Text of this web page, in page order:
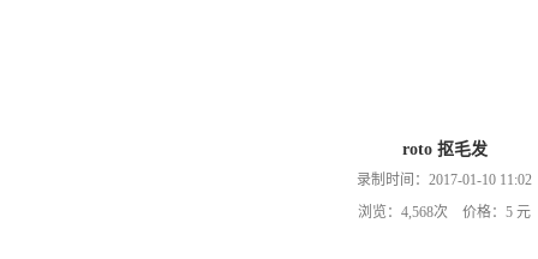
roto 抠毛发
录制时间：2017-01-10 11:02
浏览：4,568次 价格：5 元